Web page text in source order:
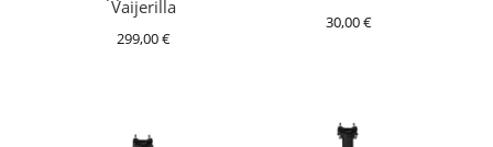
Vaijerilla
299,00€
30,00€